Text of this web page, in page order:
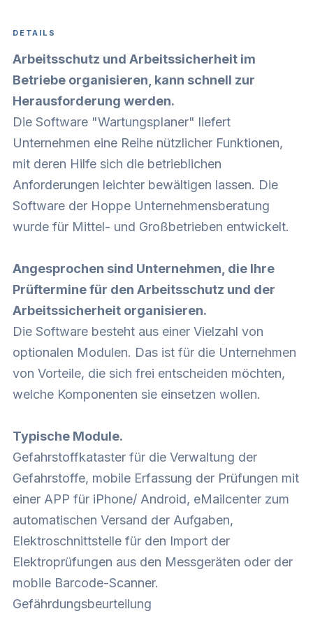
DETAILS
Arbeitsschutz und Arbeitssicherheit im
Betriebe organisieren, kann schnell zur
Herausforderung werden.
Die Software "Wartungsplaner" liefert
Unternehmen eine Reihe nützlicher Funktionen,
mit deren Hilfe sich die betrieblichen
Anforderungen leichter bewältigen lassen. Die
Software der Hoppe Unternehmensberatung
wurde für Mittel- und Großbetrieben entwickelt.
Angesprochen sind Unternehmen, die Ihre
Prüftermine für den Arbeitsschutz und der
Arbeitssicherheit organisieren.
Die Software besteht aus einer Vielzahl von
optionalen Modulen. Das ist für die Unternehmen
von Vorteile, die sich frei entscheiden möchten,
welche Komponenten sie einsetzen wollen.
Typische Module.
Gefahrstoffkataster für die Verwaltung der
Gefahrstoffe, mobile Erfassung der Prüfungen mit
einer APP für iPhone/ Android, eMailcenter zum
automatischen Versand der Aufgaben,
Elektroschnittstelle für den Import der
Elektroprüfungen aus den Messgeräten oder der
mobile Barcode-Scanner.
Gefährdungsbeurteilung